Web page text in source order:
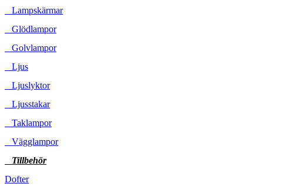
Lampskärmar
Glödlampor
Golvlampor
Ljus
Ljuslyktor
Ljusstakar
Taklampor
Vägglampor
Tillbehör
Dofter